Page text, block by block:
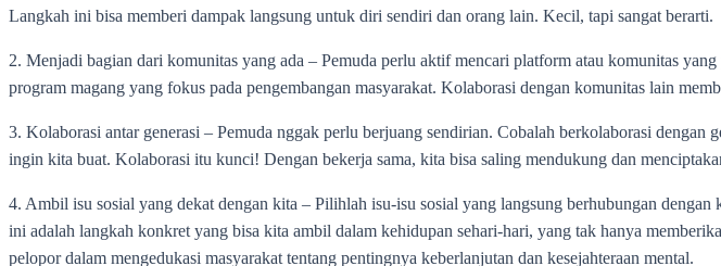
Langkah ini bisa memberi dampak langsung untuk diri sendiri dan orang lain. Kecil, tapi sangat berarti.‎
2. Menjadi bagian dari komunitas yang ada – Pemuda perlu aktif mencari platform atau komunitas
program magang yang fokus pada pengembangan masyarakat. Kolaborasi dengan komunitas lain
3. Kolaborasi antar generasi – Pemuda nggak perlu berjuang sendirian. Cobalah berkolaborasi
ingin kita buat. Kolaborasi itu kunci! Dengan bekerja sama, kita bisa saling mendukung dan
‎4. Ambil isu sosial yang dekat dengan kita – Pilihlah isu-isu sosial yang langsung berhubungan
ini adalah langkah konkret yang bisa kita ambil dalam kehidupan sehari-hari, yang tak hanya
pelopor dalam mengedukasi masyarakat tentang pentingnya keberlanjutan dan kesejahteraan mental.‎